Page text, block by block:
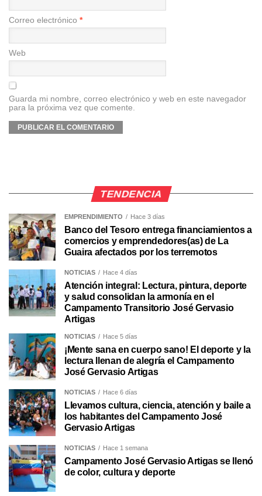
Correo electrónico *
Web
Guarda mi nombre, correo electrónico y web en este navegador
para la próxima vez que comente.
TENDENCIA
EMPRENDIMIENTO Hace 3 días
Banco del Tesoro entrega financiamientos a
comercios y emprendedores(as) de La
Guaira afectados por los terremotos
NOTICIAS Hace 4 días
Atención integral: Lectura, pintura, deporte
y salud consolidan la armonía en el
Campamento Transitorio José Gervasio
Artigas
NOTICIAS Hace 5 días
¡Mente sana en cuerpo sano! El deporte y la
lectura llenan de alegría el Campamento
José Gervasio Artigas
NOTICIAS Hace 6 días
Llevamos cultura, ciencia, atención y baile a
los habitantes del Campamento José
Gervasio Artigas
NOTICIAS Hace 1 semana
Campamento José Gervasio Artigas se llenó
de color, cultura y deporte